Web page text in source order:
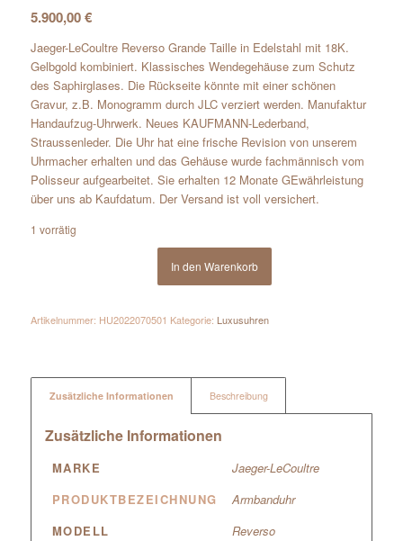
5.900,00€
Jaeger-LeCoultre Reverso Grande Taille in Edelstahl mit 18K.
Gelbgold kombiniert. Klassisches Wendegehäuse zum Schutz
des Saphirglases. Die Rückseite könnte mit einer schönen
Gravur, z.B. Monogramm durch JLC verziert werden. Manufaktur
Handaufzug-Uhrwerk. Neues KAUFMANN-Lederband,
Straussenleder. Die Uhr hat eine frische Revision von unserem
Uhrmacher erhalten und das Gehäuse wurde fachmännisch vom
Polisseur aufgearbeitet. Sie erhalten 12 Monate GEwährleistung
über uns ab Kaufdatum. Der Versand ist voll versichert.
1 vorrätig
In den Warenkorb
Artikelnummer: HU2022070501 Kategorie: Luxusuhren
Zusätzliche Informationen Beschreibung
Zusätzliche Informationen
MARKE
Jaeger-LeCoultre
PRODUKTBEZEICHNUNG
Armbanduhr
MODELL
Reverso